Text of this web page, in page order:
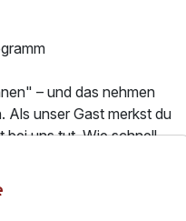
– und das nehmen
Als unser Gast merkst du
bei uns tut. Wie schnell
31 individuell
Besuch unseres